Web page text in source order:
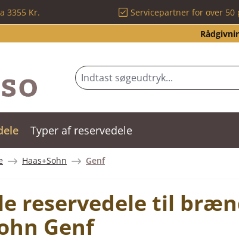
3355 Kr. Servicepartner for over
Typer af reservedele
Haas+Sohn Genf
reservedele til
Genf